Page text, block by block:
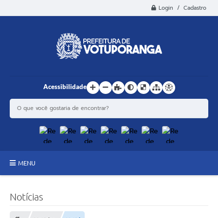
Login / Cadastro
Acessibilidade
MENU
Notícias